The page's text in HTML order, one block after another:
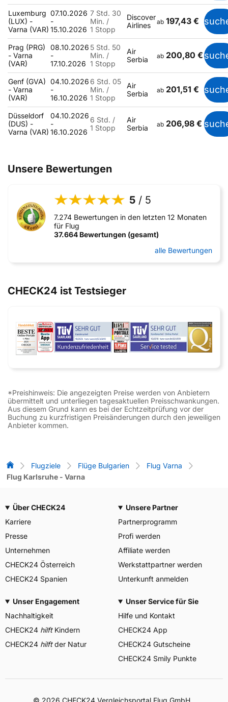
Luxemburg
(LUX) -
Varna (VAR)
07.10.2026
-
15.10.2026
7 Std. 30
Min. /
1 Stopp
Discover
Airlines
ab 197,43 €
Prag (PRG)
- Varna
(VAR)
08.10.2026
-
17.10.2026
5 Std. 50
Min. /
1 Stopp
Air
Serbia
ab 200,80 €
Genf (GVA)
- Varna
(VAR)
04.10.2026
-
16.10.2026
6 Std. 05
Min. /
1 Stopp
Air
Serbia
ab 201,51 €
Düsseldorf
(DUS) -
Varna (VAR)
04.10.2026
-
16.10.2026
6 Std. /
1 Stopp
Air
Serbia
ab 206,98 €
Unsere Bewertungen
5 / 5
7.274 Bewertungen in den letzten 12 Monaten
für Flug
37.664 Bewertungen (gesamt)
alle Bewertungen
CHECK24 ist Testsieger
*Preishinweis: Die angezeigten Preise werden von Anbietern
übermittelt und unterliegen tagesaktuellen Preisschwankungen.
Aus diesem Grund kann es bei der Echtzeitprüfung vor der
Buchung zu kurzfristigen Preisänderungen durch den jeweiligen
Anbieter kommen.
Flug-Vergleich
Flugziele Flüge Bulgarien
Flug Varna
Flug Karlsruhe - Varna
Über CHECK24
Karriere
Presse
Unternehmen
CHECK24 Österreich
CHECK24 Spanien
Unsere Partner
Partnerprogramm
Profi werden
Affiliate werden
Werkstattpartner werden
Unterkunft anmelden
Unser Engagement
Nachhaltigkeit
CHECK24 hilftKindern
CHECK24 hilftder Natur
Unser Service für Sie
Hilfe und Kontakt
CHECK24 App
CHECK24 Gutscheine
CHECK24 Smily Punkte
© 2026 CHECK24 Vergleichsportal Flug GmbH